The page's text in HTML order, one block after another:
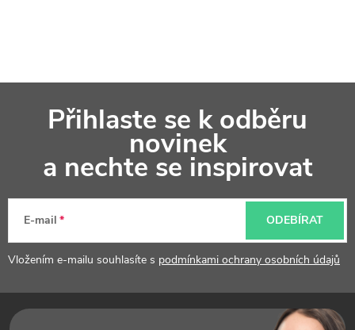
a
Přihlaste se k odběru
novinek
a nechte se inspirovat
E-mail
Vložením e-mailu souhlasíte s podmínkami ochrany osobních údajů
ODEBÍRAT